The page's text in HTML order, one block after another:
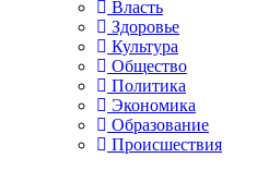
Власть
Здоровье
Культура
Общество
Политика
Экономика
Образование
Происшествия